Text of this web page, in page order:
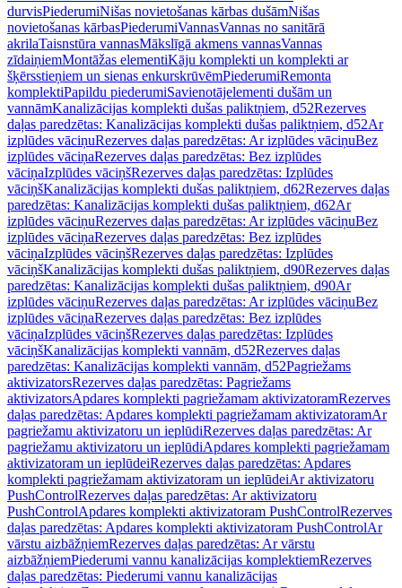
durvisPiederumiNišas novietošanas kārbas dušāmNišas
novietošanas kārbasPiederumiVannasVannas no sanitārā
akrilaTaisnstūra vannasMākslīgā akmens vannasVannas
zīdaiņiemMontāžas elementiKāju komplekti un komplekti ar
šķērsstieņiem un sienas enkurskrūvēmPiederumiRemonta
komplektiPapildu piederumiSavienotājelementi dušām un
vannāmKanalizācijas komplekti dušas paliktņiem, d52Rezerves
daļas paredzētas: Kanalizācijas komplekti dušas paliktņiem, d52Ar
izplūdes vāciņuRezerves daļas paredzētas: Ar izplūdes vāciņuBez
izplūdes vāciņaRezerves daļas paredzētas: Bez izplūdes
vāciņaIzplūdes vāciņšRezerves daļas paredzētas: Izplūdes
vāciņšKanalizācijas komplekti dušas paliktņiem, d62Rezerves daļas
paredzētas: Kanalizācijas komplekti dušas paliktņiem, d62Ar
izplūdes vāciņuRezerves daļas paredzētas: Ar izplūdes vāciņuBez
izplūdes vāciņaRezerves daļas paredzētas: Bez izplūdes
vāciņaIzplūdes vāciņšRezerves daļas paredzētas: Izplūdes
vāciņšKanalizācijas komplekti dušas paliktņiem, d90Rezerves daļas
paredzētas: Kanalizācijas komplekti dušas paliktņiem, d90Ar
izplūdes vāciņuRezerves daļas paredzētas: Ar izplūdes vāciņuBez
izplūdes vāciņaRezerves daļas paredzētas: Bez izplūdes
vāciņaIzplūdes vāciņšRezerves daļas paredzētas: Izplūdes
vāciņšKanalizācijas komplekti vannām, d52Rezerves daļas
paredzētas: Kanalizācijas komplekti vannām, d52Pagriežams
aktivizatorsRezerves daļas paredzētas: Pagriežams
aktivizatorsApdares komplekti pagriežamam aktivizatoramRezerves
daļas paredzētas: Apdares komplekti pagriežamam aktivizatoramAr
pagriežamu aktivizatoru un ieplūdiRezerves daļas paredzētas: Ar
pagriežamu aktivizatoru un ieplūdiApdares komplekti pagriežamam
aktivizatoram un ieplūdeiRezerves daļas paredzētas: Apdares
komplekti pagriežamam aktivizatoram un ieplūdeiAr aktivizatoru
PushControlRezerves daļas paredzētas: Ar aktivizatoru
PushControlApdares komplekti aktivizatoram PushControlRezerves
daļas paredzētas: Apdares komplekti aktivizatoram PushControlAr
vārstu aizbāžņiemRezerves daļas paredzētas: Ar vārstu
aizbāžņiemPiederumi vannu kanalizācijas komplektiemRezerves
daļas paredzētas: Piederumi vannu kanalizācijas